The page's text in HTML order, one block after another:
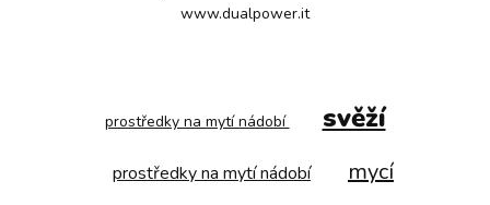
www.dualpower.it
prostředky na mytí nádobí svěží
prostředky na mytí nádobí
mycí